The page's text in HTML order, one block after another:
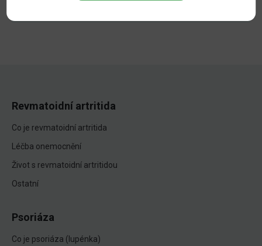
Revmatoidní artritida
Co je revmatoidní artritida
Léčba onemocnění
Život s revmatoidní artritidou
Ostatní
Psoriáza
Co je psoriáza (lupénka)